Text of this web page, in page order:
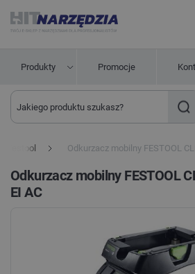
Produkty Promocje
Festool Odkurzacz mobilny FESTOOL
Odkurzacz mobilny FESTOOL
EI AC